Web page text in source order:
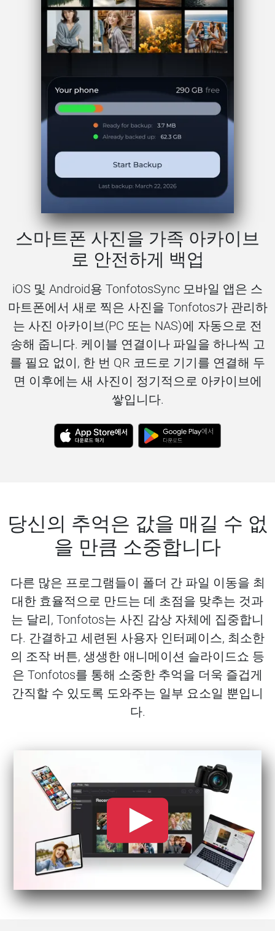
스마트폰 사진을 가족 아카이브
로 안전하게 백업
iOS 및 Android용 TonfotosSync 모바일 앱은 스
마트폰에서 새로 찍은 사진을 Tonfotos가 관리하
는 사진 아카이브(PC 또는 NAS)에 자동으로 전
송해 줍니다. 케이블 연결이나 파일을 하나씩 고
를 필요 없이, 한 번 QR 코드로 기기를 연결해 두
면 이후에는 새 사진이 정기적으로 아카이브에
쌓입니다.
당신의 추억은 값을 매길 수 없
을 만큼 소중합니다
다른 많은 프로그램들이 폴더 간 파일 이동을 최
대한 효율적으로 만드는 데 초점을 맞추는 것과
는 달리, Tonfotos는 사진 감상 자체에 집중합니
다. 간결하고 세련된 사용자 인터페이스, 최소한
의 조작 버튼, 생생한 애니메이션 슬라이드쇼 등
은 Tonfotos를 통해 소중한 추억을 더욱 즐겁게
간직할 수 있도록 도와주는 일부 요소일 뿐입니
다.